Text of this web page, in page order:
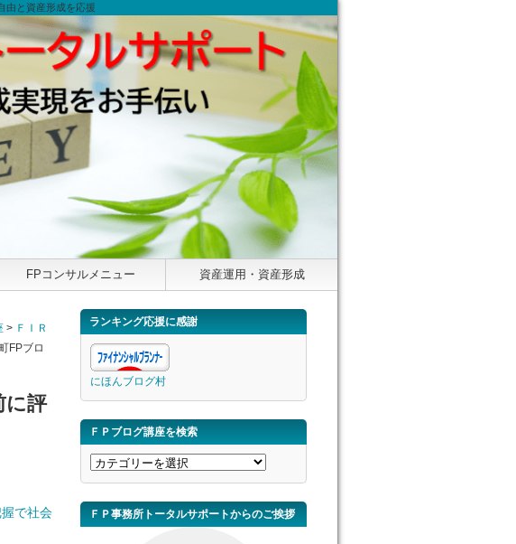
由と資産形成を応援
FPコンサルメニュー 資産運用・資産形成
> ＦＩＲ
FPブロ
に評
で社会
ランキング応援に感謝
にほんブログ村
ＦＰブログ講座を検索
Ｆ
Ｐ
ブ
ＦＰ事務所トータルサポートからのご挨拶